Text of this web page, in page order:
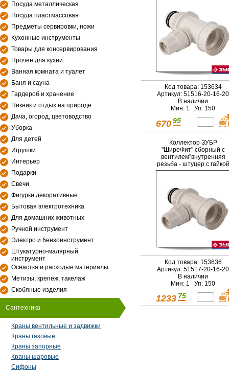
Посуда металлическая
Посуда пластмассовая
Предметы сервировки, ножи
Кухонные инструменты
Товары для консервирования
Прочее для кухни
Ванная комната и туалет
Баня и сауна
Гардероб и хранение
Пикник и отдых на природе
Дача, огород, цветоводство
Уборка
Для детей
Игрушки
Интерьер
Подарки
Свечи
Фигурки декоративные
Бытовая электротехника
Для домашних животных
Ручной инструмент
Электро и бензоинструмент
Штукатурно-малярный
инструмент
Оснастка и расходые материалы
Метизы, крепеж, такелаж
Скобяные изделия
Сантехника
Краны вентильные и задвижки
Краны газовые
Краны запорные
Краны шаровые
Сифоны
Код товара: 153634
Артикул: 51516-20-16-20
В наличии
Мин: 1 Уп: 150
670 95
Коллектор ЗУБР
"ШиреФит" сборный с
вентилем"внутренняя
резьба - штуцер с гайкой
- штуцер с гайкой",
Код товара: 153636
Артикул: 51517-20-16-20
В наличии
Мин: 1 Уп: 150
1233 75